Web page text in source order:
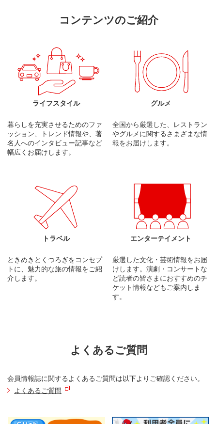
コンテンツのご紹介
ライフスタイル
暮らしを充実させるためのファ
ッション、トレンド情報や、著
名人へのインタビュー記事など
幅広くお届けします。
グルメ
全国から厳選した、レストラン
やグルメに関するさまざまな情
報をお届けします。
トラベル
ときめきとくつろぎをコンセプ
トに、魅力的な旅の情報をご紹
介します。
エンターテイメント
厳選した文化・芸術情報をお届
けします。演劇・コンサートな
ど読者の皆さまにおすすめのチ
ケット情報などもご案内しま
す。
よくあるご質問
会員情報誌に関するよくあるご質問は以下よりご確認ください。
よくあるご質問